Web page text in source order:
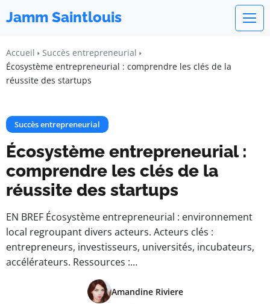
Jamm Saintlouis
Accueil
Succès entrepreneurial
Écosystème entrepreneurial : comprendre les clés de la
réussite des startups
Succès entrepreneurial
Écosystème entrepreneurial :
comprendre les clés de la
réussite des startups
EN BREF Écosystème entrepreneurial : environnement
local regroupant divers acteurs. Acteurs clés :
entrepreneurs, investisseurs, universités, incubateurs,
accélérateurs. Ressources :…
Amandine Riviere